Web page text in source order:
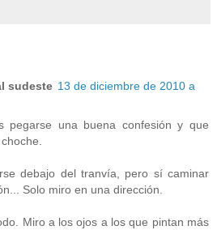
sudeste 13 de diciembre de 2010 a
pegarse una buena confesión y que
debajo del tranvía, pero sí caminar
Solo miro en una dirección.
Miro a los ojos a los que pintan más